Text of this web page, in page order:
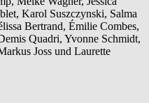
Karol Suszczynski, Salma
Bertrand, Émilie Combes,
Quadri, Yvonne Schmidt,
Joss und Laurette